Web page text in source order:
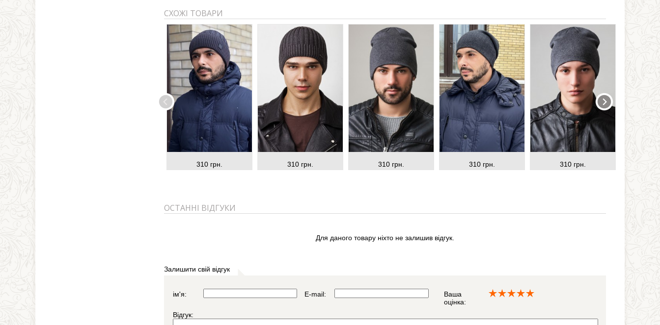
СХОЖІ ТОВАРИ
310 грн. 310 грн. 310 грн. 310 грн. 310 грн.
ОСТАННІ ВІДГУКИ
Для даного товару ніхто не залишив відгук.
Залишити свій відгук
ім'я: E-mail:
Ваша
оцінка:
Відгук: